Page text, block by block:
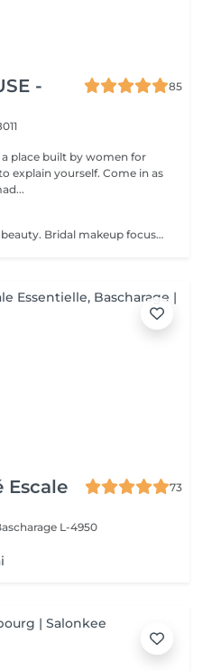
-
85
a place built by women for
explain yourself. Come in as
It aims to enhance the bride's beauty. Bridal makeup focuses on creating a flawless elegant and timeless look for your special day. It includes: - perfect foundation - correction - eyes makeup - eyebrows - perfect lips
Escale
73
L-4950